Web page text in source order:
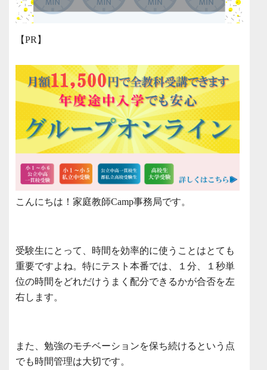
【PR】
こんにちは！家庭教師Camp事務局です。
受験生にとって、時間を効率的に使うことはとても
重要ですよね。特にテスト本番では、１分、１秒単
位の時間をどれだけうまく配分できるかが合否を左
右します。
また、勉強のモチベーションを保ち続けるという点
でも時間管理は大切です。